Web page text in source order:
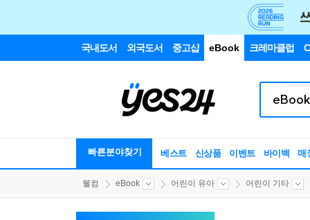
국내도서 외국도서 중고샵 eBook 크레마클럽
빠른분야찾기 베스트 신상품 이벤트 바이백 매
웰컴 eBook 어린이 유아 어린이 기타